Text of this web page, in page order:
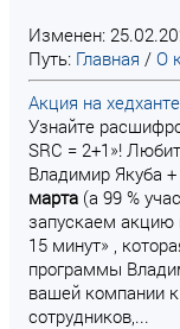
Изменен:
Путь: Главная / О
Акция на
Узнайте
SRC = 2+1»!
Владимир Якуба +
марта (а 99 %
запускаем акцию
15 минут» ,
программы
вашей компании
сотрудников,...